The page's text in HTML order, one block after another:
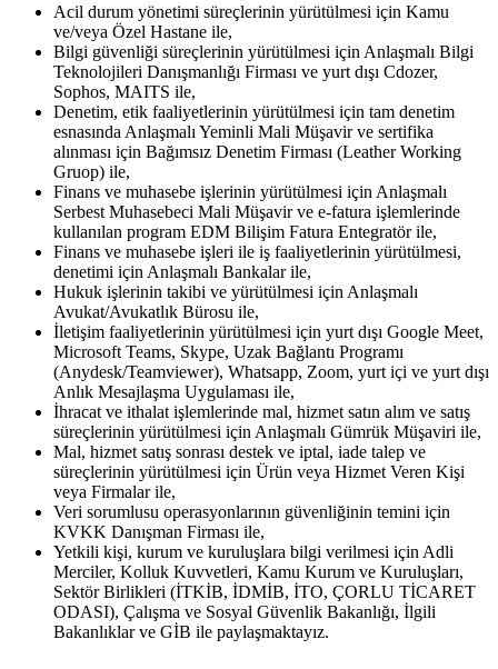
Acil durum yönetimi süreçlerinin yürütülmesi için Kamu
ve/veya Özel Hastane ile,
Bilgi güvenliği süreçlerinin yürütülmesi için Anlaşmalı Bilgi
Teknolojileri Danışmanlığı Firması ve yurt dışı Cdozer,
Sophos, MAITS ile,
Denetim, etik faaliyetlerinin yürütülmesi için tam denetim
esnasında Anlaşmalı Yeminli Mali Müşavir ve sertifika
alınması için Bağımsız Denetim Firması (Leather Working
Gruop) ile,
Finans ve muhasebe işlerinin yürütülmesi için Anlaşmalı
Serbest Muhasebeci Mali Müşavir ve e-fatura işlemlerinde
kullanılan program EDM Bilişim Fatura Entegratör ile,
Finans ve muhasebe işleri ile iş faaliyetlerinin yürütülmesi,
denetimi için Anlaşmalı Bankalar ile,
Hukuk işlerinin takibi ve yürütülmesi için Anlaşmalı
Avukat/Avukatlık Bürosu ile,
İletişim faaliyetlerinin yürütülmesi için yurt dışı Google Meet,
Microsoft Teams, Skype, Uzak Bağlantı Programı
(Anydesk/Teamviewer), Whatsapp, Zoom, yurt içi ve yurt dışı
Anlık Mesajlaşma Uygulaması ile,
İhracat ve ithalat işlemlerinde mal, hizmet satın alım ve satış
süreçlerinin yürütülmesi için Anlaşmalı Gümrük Müşaviri ile,
Mal, hizmet satış sonrası destek ve iptal, iade talep ve
süreçlerinin yürütülmesi için Ürün veya Hizmet Veren Kişi
veya Firmalar ile,
Veri sorumlusu operasyonlarının güvenliğinin temini için
KVKK Danışman Firması ile,
Yetkili kişi, kurum ve kuruluşlara bilgi verilmesi için Adli
Merciler, Kolluk Kuvvetleri, Kamu Kurum ve Kuruluşları,
Sektör Birlikleri (İTKİB, İDMİB, İTO, ÇORLU TİCARET
ODASI), Çalışma ve Sosyal Güvenlik Bakanlığı, İlgili
Bakanlıklar ve GİB ile paylaşmaktayız.